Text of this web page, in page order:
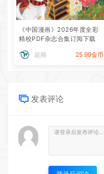
《中国漫画》2026年度全彩
精校PDF杂志合集订阅下载
超频 25.99金币
发表评论